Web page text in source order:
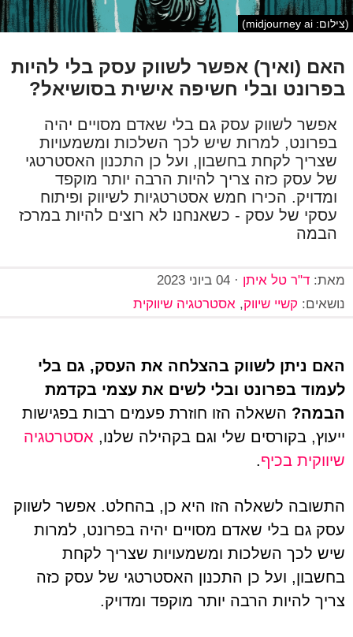
(צילום: midjourney ai)
האם (ואיך) אפשר לשווק עסק בלי להיות
בפרונט ובלי חשיפה אישית בסושיאל?
אפשר לשווק עסק גם בלי שאדם מסויים יהיה
בפרונט, למרות שיש לכך השלכות ומשמעויות
שצריך לקחת בחשבון, ועל כן התכנון האסטרטגי
של עסק כזה צריך להיות הרבה יותר מוקפד
ומדויק. הכירו חמש אסטרטגיות לשיווק ופיתוח
עסקי של עסק - כשאנחנו לא רוצים להיות במרכז
הבמה
מאת: ד"ר טל איתן· 04 ביוני 2023
נושאים: קשיי שיווק, אסטרטגיה שיווקית
האם ניתן לשווק בהצלחה את העסק, גם בלי
לעמוד בפרונט ובלי לשים את עצמי בקדמת
הבמה?השאלה הזו חוזרת פעמים רבות בפגישות
ייעוץ, בקורסים שלי וגם בקהילה שלנו, אסטרטגיה
שיווקית בכיף.
התשובה לשאלה הזו היא כן, בהחלט. אפשר לשווק
עסק גם בלי שאדם מסויים יהיה בפרונט, למרות
שיש לכך השלכות ומשמעויות שצריך לקחת
בחשבון, ועל כן התכנון האסטרטגי של עסק כזה
צריך להיות הרבה יותר מוקפד ומדויק.